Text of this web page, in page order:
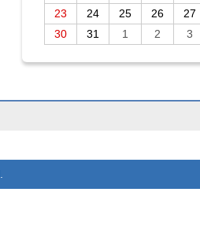
23
24 25 26 27
30
31 1 2 3